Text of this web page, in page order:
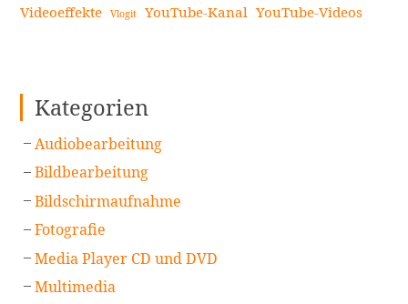
Videoeffekte Vlogit YouTube-Kanal YouTube-Videos
Kategorien
Audiobearbeitung
Bildbearbeitung
Bildschirmaufnahme
Fotografie
Media Player CD und DVD
Multimedia